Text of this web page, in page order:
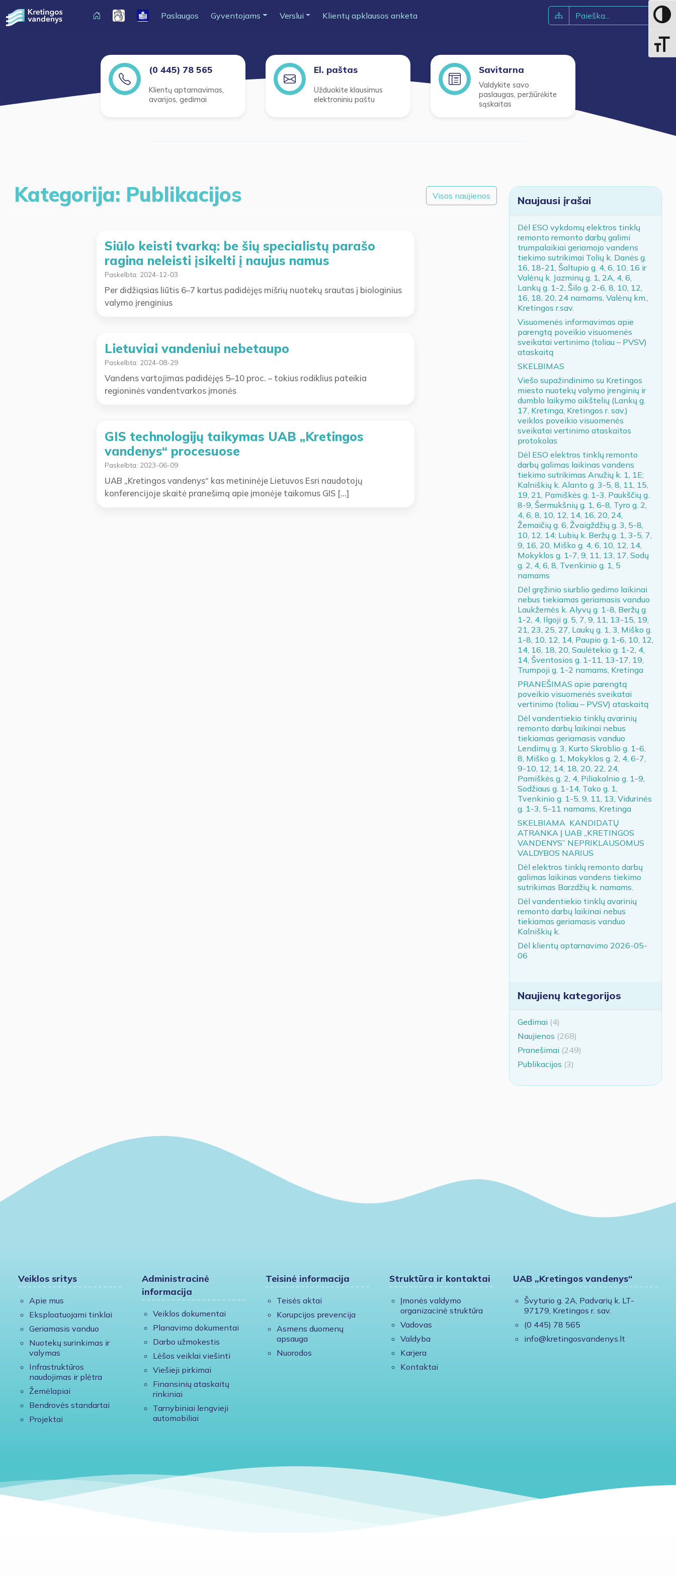
Paslaugos Gyventojams Verslui Klientų apklausos anketa
(0 445) 78 565
Klientų aptarnavimas,
avarijos, gedimai
El. paštas
Užduokite klausimus
elektroniniu paštu
Savitarna
Valdykite savo
paslaugas, peržiūrėkite
sąskaitas
Kategorija: Publikacijos Visos naujienos
Siūlo keisti tvarką: be šių specialistų parašo
ragina neleisti įsikelti į naujus namus
Paskelbta: 2024-12-03
Per didžiąsias liūtis 6–7 kartus padidėjęs mišrių nuotekų srautas į biologinius
valymo įrenginius
Lietuviai vandeniui nebetaupo
Paskelbta: 2024-08-29
Vandens vartojimas padidėjęs 5–10 proc. – tokius rodiklius pateikia
regioninės vandentvarkos įmonės
GIS technologijų taikymas UAB „Kretingos
vandenys“ procesuose
Paskelbta: 2023-06-09
UAB „Kretingos vandenys“ kas metininėje Lietuvos Esri naudotojų
konferencijoje skaitė pranešimą apie įmonėje taikomus GIS […]
Naujausi įrašai
Dėl ESO vykdomų elektros tinklų
remonto remonto darbų galimi
trumpalaikiai geriamojo vandens
tiekimo sutrikimai Tolių k. Danės g.
16, 18-21, Šaltupio g. 4, 6, 10, 16 ir
Valėnų k. Jazminų g. 1, 2A, 4, 6,
Lankų g. 1-2, Šilo g. 2-6, 8, 10, 12,
16, 18, 20, 24 namams, Valėnų km.,
Kretingos r.sav.
Visuomenės informavimas apie
parengtą poveikio visuomenės
sveikatai vertinimo (toliau – PVSV)
ataskaitą
SKELBIMAS
Viešo supažindinimo su Kretingos
miesto nuotekų valymo įrenginių ir
dumblo laikymo aikštelių (Lankų g.
17, Kretinga, Kretingos r. sav.)
veiklos poveikio visuomenės
sveikatai vertinimo ataskaitos
protokolas
Dėl ESO elektros tinklų remonto
darbų galimas laikinas vandens
tiekimo sutrikimas Anužių k. 1, 1E;
Kalniškių k. Alanto g. 3-5, 8, 11, 15,
19, 21, Pamiškės g. 1-3, Paukščių g.
8-9, Šermukšnių g. 1, 6-8, Tyro g. 2,
4, 6, 8, 10, 12, 14, 16, 20, 24,
Žemaičių g. 6, Žvaigždžių g. 3, 5-8,
10, 12, 14; Lubių k. Beržų g. 1, 3-5, 7,
9, 16, 20, Miško g. 4, 6, 10, 12, 14,
Mokyklos g. 1-7, 9, 11, 13, 17, Sodų
g. 2, 4, 6, 8, Tvenkinio g. 1, 5
namams
Dėl gręžinio siurblio gedimo laikinai
nebus tiekiamas geriamasis vanduo
Laukžemės k. Alyvų g. 1-8, Beržų g.
1-2, 4, Ilgoji g. 5, 7, 9, 11, 13-15, 19,
21, 23, 25, 27, Laukų g. 1, 3, Miško g.
1-8, 10, 12, 14, Paupio g. 1-6, 10, 12,
14, 16, 18, 20, Saulėtekio g. 1-2, 4,
14, Šventosios g. 1-11, 13-17, 19,
Trumpoji g. 1-2 namams, Kretinga
PRANEŠIMAS apie parengtą
poveikio visuomenės sveikatai
vertinimo (toliau – PVSV) ataskaitą
Dėl vandentiekio tinklų avarinių
remonto darbų laikinai nebus
tiekiamas geriamasis vanduo
Lendimų g. 3, Kurto Skroblio g. 1-6,
8, Miško g. 1, Mokyklos g. 2, 4, 6-7,
9-10, 12, 14, 18, 20, 22, 24,
Pamiškės g. 2, 4, Piliakalnio g. 1-9,
Sodžiaus g. 1-14, Tako g. 1,
Tvenkinio g. 1-5, 9, 11, 13, Vidurinės
g. 1-3, 5-11 namams, Kretinga
SKELBIAMA KANDIDATŲ
ATRANKA Į UAB „KRETINGOS
VANDENYS” NEPRIKLAUSOMUS
VALDYBOS NARIUS
Dėl elektros tinklų remonto darbų
galimas laikinas vandens tiekimo
sutrikimas Barzdžių k. namams.
Dėl vandentiekio tinklų avarinių
remonto darbų laikinai nebus
tiekiamas geriamasis vanduo
Kalniškių k.
Dėl klientų aptarnavimo 2026-05-
06
Naujienų kategorijos
Gedimai (4)
Naujienos (268)
Pranešimai (249)
Publikacijos (3)
Veiklos sritys
Apie mus
Eksploatuojami tinklai
Geriamasis vanduo
Nuotekų surinkimas ir
valymas
Infrastruktūros
naudojimas ir plėtra
Žemėlapiai
Bendrovės standartai
Projektai
Administracinė
informacija
Veiklos dokumentai
Planavimo dokumentai
Darbo užmokestis
Lėšos veiklai viešinti
Viešieji pirkimai
Finansinių ataskaitų
rinkiniai
Tarnybiniai lengvieji
automobiliai
Teisinė informacija
Teisės aktai
Korupcijos prevencija
Asmens duomenų
apsauga
Nuorodos
Struktūra ir kontaktai
Įmonės valdymo
organizacinė struktūra
Vadovas
Valdyba
Karjera
Kontaktai
UAB „Kretingos vandenys“
Švyturio g. 2A, Padvarių k. LT-
97179, Kretingos r. sav.
(0 445) 78 565
info@kretingosvandenys.lt